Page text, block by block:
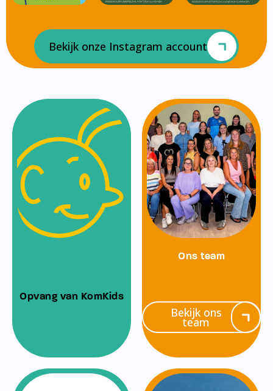
Bekijk onze Instagram account
Opvang van KomKids
Ons team
Bekijk ons
team